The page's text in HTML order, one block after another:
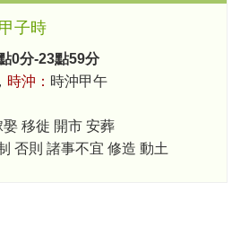
子時
0分-23點59分
時沖： 時沖甲午
移徙 開市 安葬
否則 諸事不宜 修造 動土